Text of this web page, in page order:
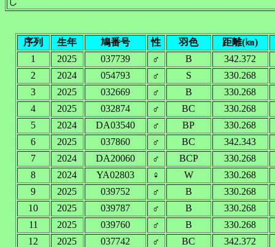
序列 生年 鳩番号 性 羽色
距離(㎞)
1
2025 037739 ♂ B
342.372
2
2024 054793 ♂ S
330.268
3
2025 032669 ♂ B
330.268
4
2025 032874 ♂ BC
330.268
5
2024 DA03540 ♂ BP
330.268
6
2025 037860 ♂ BC
342.343
7
2024 DA20060 ♂ BCP
330.268
8
2024 YA02803 ♀ W
330.268
9
2025 039752 ♂ B
330.268
10
2025 039787 ♂ B
330.268
11
2025 039760 ♂ B
330.268
12
2025 037742 ♂ BC
342.372